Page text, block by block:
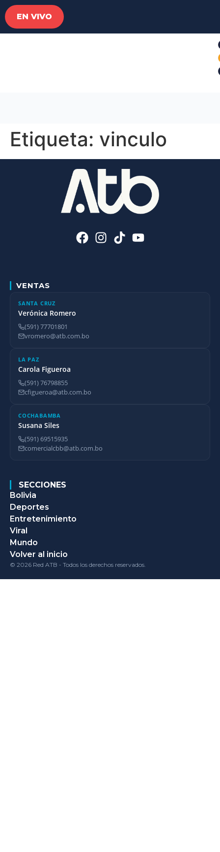
EN VIVO
Etiqueta: vinculo
VENTAS
SANTA CRUZ
Verónica Romero
(591) 77701801
vromero@atb.com.bo
LA PAZ
Carola Figueroa
(591) 76798855
cfigueroa@atb.com.bo
COCHABAMBA
Susana Siles
(591) 69515935
comercialcbb@atb.com.bo
SECCIONES
Bolivia
Deportes
Entretenimiento
Viral
Mundo
Volver al inicio
© 2026 Red ATB - Todos los derechos reservados.